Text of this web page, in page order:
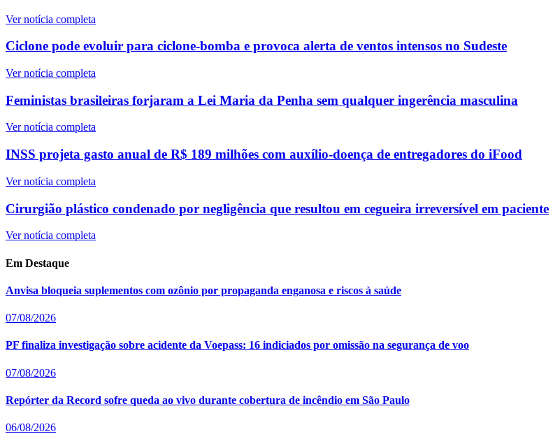
Ver notícia completa
Ciclone pode evoluir para ciclone-bomba e provoca alerta de ventos intensos no Sudeste
Ver notícia completa
Feministas brasileiras forjaram a Lei Maria da Penha sem qualquer ingerência masculina
Ver notícia completa
INSS projeta gasto anual de R$ 189 milhões com auxílio-doença de entregadores do iFood
Ver notícia completa
Cirurgião plástico condenado por negligência que resultou em cegueira irreversível em paciente
Ver notícia completa
Em Destaque
Anvisa bloqueia suplementos com ozônio por propaganda enganosa e riscos à saúde
07/08/2026
PF finaliza investigação sobre acidente da Voepass: 16 indiciados por omissão na segurança de voo
07/08/2026
Repórter da Record sofre queda ao vivo durante cobertura de incêndio em São Paulo
06/08/2026